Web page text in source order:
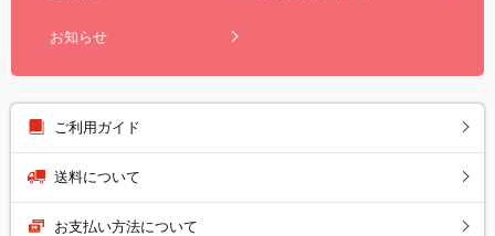
お知らせ
ご利用ガイド
送料について
お支払い方法について